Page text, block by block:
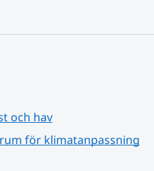
och hav
för klimatanpassning